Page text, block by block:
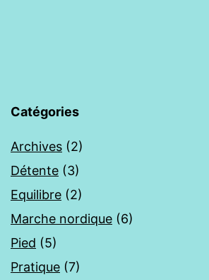
Catégories
Archives (2)
Détente (3)
Equilibre (2)
Marche nordique (6)
Pied (5)
Pratique (7)